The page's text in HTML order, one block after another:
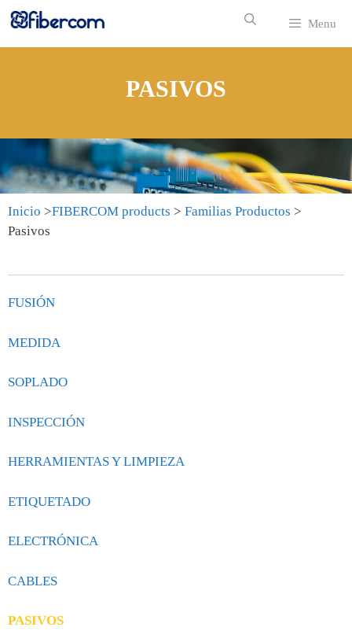
Menu
PASIVOS
Inicio >FIBERCOM products > Familias Productos >
Pasivos
FUSIÓN
MEDIDA
SOPLADO
INSPECCIÓN
HERRAMIENTAS Y LIMPIEZA
ETIQUETADO
ELECTRÓNICA
CABLES
PASIVOS